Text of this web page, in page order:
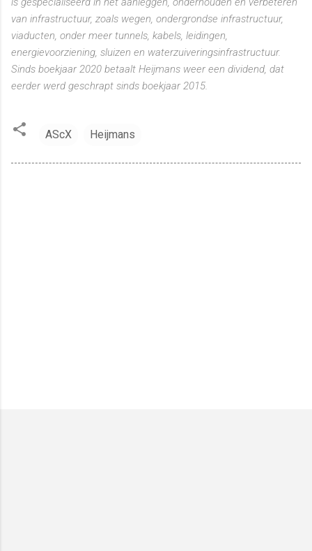
van infrastructuur, zoals wegen, ondergrondse infrastructuur,
viaducten, onder meer tunnels, kabels, leidingen,
energievoorziening, sluizen en waterzuiveringsinfrastructuur.
Sinds boekjaar 2020 betaalt Heijmans weer een dividend, dat
eerder werd geschrapt sinds boekjaar 2015.
AScX Heijmans